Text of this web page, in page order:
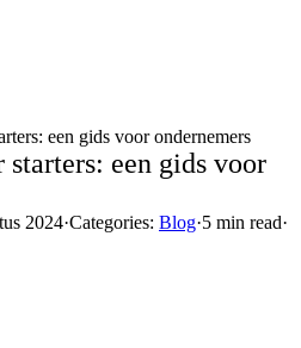
een gids voor ondernemers
starters: een gids voor
2024·Categories: Blog·5 min read·